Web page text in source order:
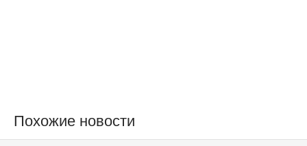
Похожие новости